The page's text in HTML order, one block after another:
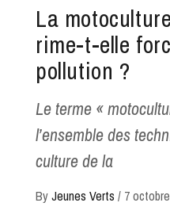
La
rime-t-elle
pollution ?
Le terme «
l’ensemble des
culture de la
ByJeunes Verts / 7